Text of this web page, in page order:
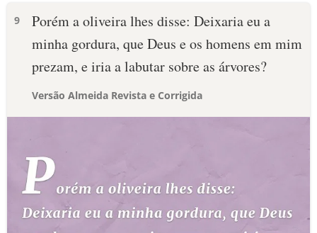
9
Porém a oliveira lhes disse: Deixaria eu a
minha gordura, que Deus e os homens em mim
prezam, e iria a labutar sobre as árvores?
Versão Almeida Revista e Corrigida